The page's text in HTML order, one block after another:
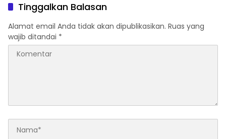
Tinggalkan Balasan
Alamat email Anda tidak akan dipublikasikan. Ruas yang
wajib ditandai *